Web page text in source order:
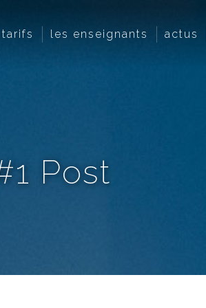
les enseignants actus
Post